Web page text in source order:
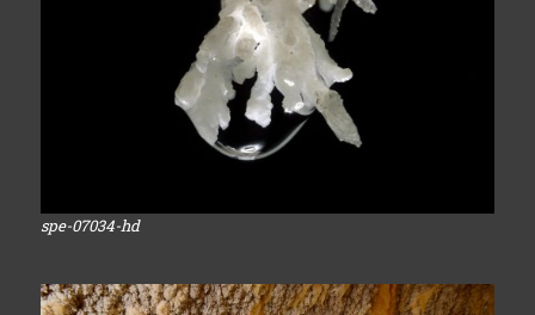
spe-07034-hd